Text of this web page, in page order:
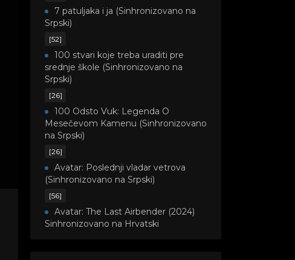
7 patuljaka i ja (Sinhronizovano na
Srpski)
[52]
100 stvari koje treba uraditi pre
srednje škole (Sinhronizovano na
Srpski)
[26]
100 Odsto Vuk: Legenda O
Mesečevom Kamenu (Sinhronizovano
na Srpski)
[26]
Avatar: Poslednji vladar vetrova
(Sinhronizovano na Srpski)
[56]
Avatar: The Last Airbender (2024)
Sinhronizovano na Hrvatski